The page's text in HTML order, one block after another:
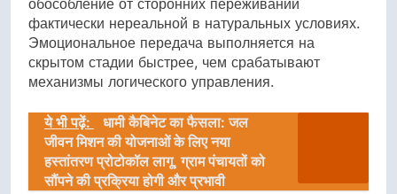
обособление от сторонних переживаний
фактически нереальной в натуральных условиях.
Эмоциональное передача выполняется на
скрытом стадии быстрее, чем срабатывают
механизмы логического управления.
ये भी पढ़ें:
धामी कैबिनेट का फैसला: जल
जीवन मिशन की योजनाओं के लिए नया
हस्तांतरण प्रोटोकॉल लागू, ग्राम पंचायतों को
सौंपने की प्रक्रिया होगी और प्रभावी